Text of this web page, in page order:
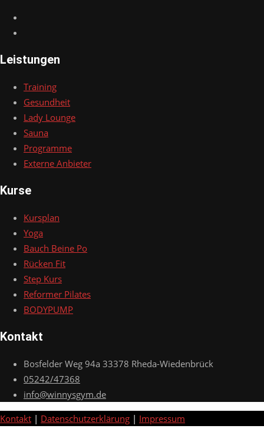
Leistungen
Training
Gesundheit
Lady Lounge
Sauna
Programme
Externe Anbieter
Kurse
Kursplan
Yoga
Bauch Beine Po
Rücken Fit
Step Kurs
Reformer Pilates
BODYPUMP
Kontakt
Bosfelder Weg 94a 33378 Rheda-Wiedenbrück
05242/47368
info@winnysgym.de
Kontakt | Datenschutzerklärung | Impressum